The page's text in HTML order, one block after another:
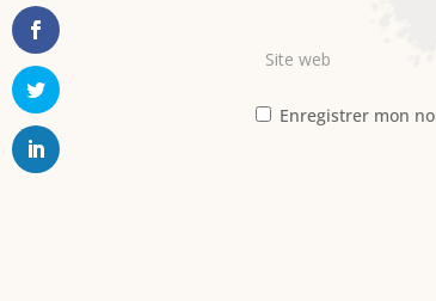
Enregistrer mon